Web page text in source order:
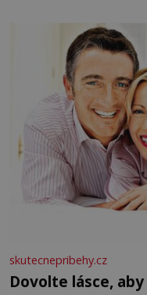
se na koloběžce a
Velkých Losinách nebo
skutecnepribehy.cz
Dovolte lásce,